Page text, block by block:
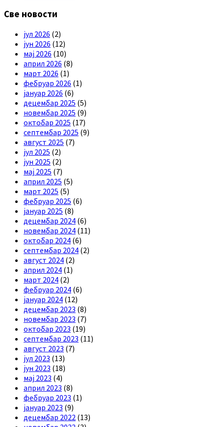
Све новости
јул 2026 (2)
јун 2026 (12)
мај 2026 (10)
април 2026 (8)
март 2026 (1)
фебруар 2026 (1)
јануар 2026 (6)
децембар 2025 (5)
новембар 2025 (9)
октобар 2025 (17)
септембар 2025 (9)
август 2025 (7)
јул 2025 (2)
јун 2025 (2)
мај 2025 (7)
април 2025 (5)
март 2025 (5)
фебруар 2025 (6)
јануар 2025 (8)
децембар 2024 (6)
новембар 2024 (11)
октобар 2024 (6)
септембар 2024 (2)
август 2024 (2)
април 2024 (1)
март 2024 (2)
фебруар 2024 (6)
јануар 2024 (12)
децембар 2023 (8)
новембар 2023 (7)
октобар 2023 (19)
септембар 2023 (11)
август 2023 (7)
јул 2023 (13)
јун 2023 (18)
мај 2023 (4)
април 2023 (8)
фебруар 2023 (1)
јануар 2023 (9)
децембар 2022 (13)